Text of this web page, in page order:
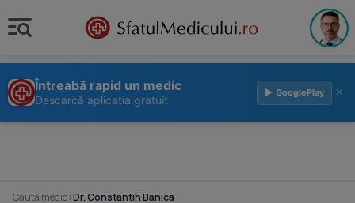
Întreabă rapid un medic
Descarcă aplicația gratuit
▶ GooglePlay ×
Caută medic›Dr. Constantin Banica